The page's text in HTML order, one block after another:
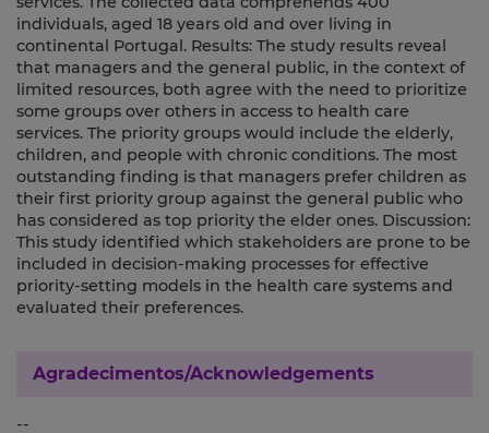
individuals, aged 18 years old and over living in
continental Portugal. Results: The study results reveal
that managers and the general public, in the context of
limited resources, both agree with the need to prioritize
some groups over others in access to health care
services. The priority groups would include the elderly,
children, and people with chronic conditions. The most
outstanding finding is that managers prefer children as
their first priority group against the general public who
has considered as top priority the elder ones. Discussion:
This study identified which stakeholders are prone to be
included in decision-making processes for effective
priority-setting models in the health care systems and
evaluated their preferences.
Agradecimentos/Acknowledgements
--